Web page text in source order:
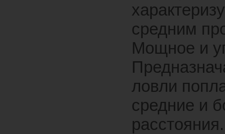
средним
Мощное и
ловли
средние и
расстояния.